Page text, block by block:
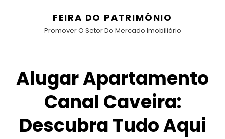
FEIRA DO PATRIMÓNIO
Promover O Setor Do Mercado Imobiliário
Alugar Apartamento
Canal Caveira:
Descubra Tudo Aqui